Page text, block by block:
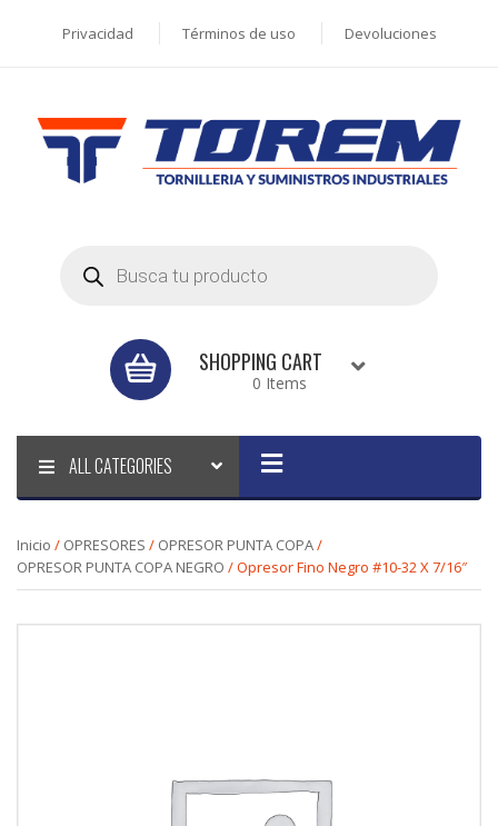
Privacidad Términos de uso Devoluciones
search
SHOPPING CART
0 Items
ALL CATEGORIES
Inicio / OPRESORES / OPRESOR PUNTA COPA/
OPRESOR PUNTA COPA NEGRO / Opresor Fino Negro #10-32 X 7/16″